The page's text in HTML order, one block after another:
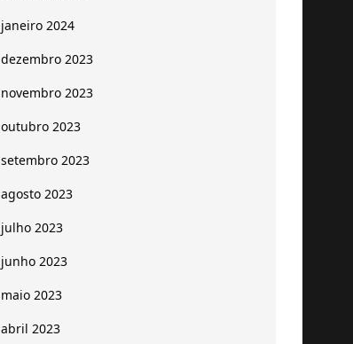
janeiro 2024
dezembro 2023
novembro 2023
outubro 2023
setembro 2023
agosto 2023
julho 2023
junho 2023
maio 2023
abril 2023